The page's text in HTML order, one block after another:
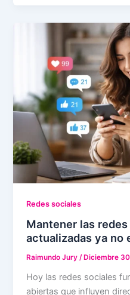
Redes sociales
Mantener las
actualizadas ya no
Raimundo Jury/ Diciembre
Hoy las redes sociales
abiertas que influyen